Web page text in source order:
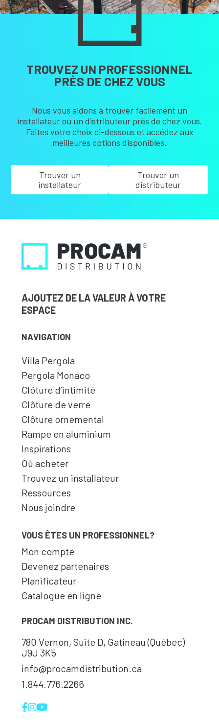
TROUVEZ UN PROFESSIONNEL
PRÈS DE CHEZ VOUS
Nous vous aidons à trouver facilement un
installateur ou un distributeur près de chez vous.
Faites votre choix ci-dessous et accédez aux
meilleures options disponibles.
Trouver un
installateur
Trouver un
distributeur
AJOUTEZ DE LA VALEUR À VOTRE
ESPACE
NAVIGATION
Villa Pergola
Pergola Monaco
Clôture d’intimité
Clôture de verre
Clôture ornemental
Rampe en aluminium
Inspirations
Où acheter
Trouvez un installateur
Ressources
Nous joindre
VOUS ÊTES UN PROFESSIONNEL?
Mon compte
Devenez partenaires
Planificateur
Catalogue en ligne
PROCAM DISTRIBUTION INC.
780 Vernon, Suite D, Gatineau (Québec)
J9J 3K5
info@procamdistribution.ca
1.844.776.2266